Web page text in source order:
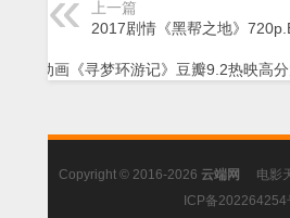
上一篇
2017剧情《黑帮之地》
2017动画《寻梦环游记》豆瓣9.2热映高
Copyright © 2016-2026 云端网 电影
ICP备202264254